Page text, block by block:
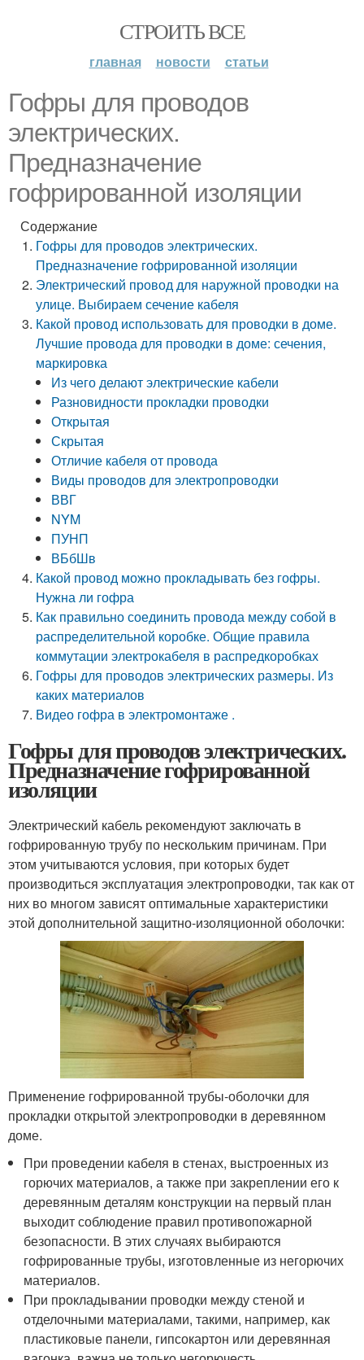
СТРОИТЬ ВСЕ
главная новости статьи
Гофры для проводов
электрических.
Предназначение
гофрированной изоляции
Содержание
Гофры для проводов электрических.
Предназначение гофрированной изоляции
Электрический провод для наружной проводки на
улице. Выбираем сечение кабеля
Какой провод использовать для проводки в доме.
Лучшие провода для проводки в доме: сечения,
маркировка
Из чего делают электрические кабели
Разновидности прокладки проводки
Открытая
Скрытая
Отличие кабеля от провода
Виды проводов для электропроводки
ВВГ
NYM
ПУНП
ВБбШв
Какой провод можно прокладывать без гофры.
Нужна ли гофра
Как правильно соединить провода между собой в
распределительной коробке. Общие правила
коммутации электрокабеля в распредкоробках
Гофры для проводов электрических размеры. Из
каких материалов
Видео гофра в электромонтаже .
Гофры для проводов электрических.
Предназначение гофрированной
изоляции
Электрический кабель рекомендуют заключать в
гофрированную трубу по нескольким причинам. При
этом учитываются условия, при которых будет
производиться эксплуатация электропроводки, так как от
них во многом зависят оптимальные характеристики
этой дополнительной защитно-изоляционной оболочки:
Применение гофрированной трубы-оболочки для
прокладки открытой электропроводки в деревянном
доме.
При проведении кабеля в стенах, выстроенных из
горючих материалов, а также при закреплении его к
деревянным деталям конструкции на первый план
выходит соблюдение правил противопожарной
безопасности. В этих случаях выбираются
гофрированные трубы, изготовленные из негорючих
материалов.
При прокладывании проводки между стеной и
отделочными материалами, такими, например, как
пластиковые панели, гипсокартон или деревянная